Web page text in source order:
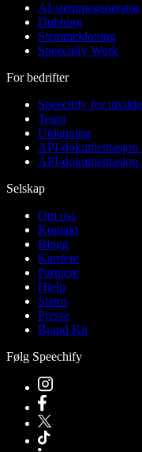
AI-stemmegenerator
Dubbing
Stemmekloning
Speechify Work
For bedrifter
Speechify for
Team
Utdanning
API-dokumentasjon
API-
Selskap
Om oss
Kontakt
Blogg
Karriere
Partnere
Hjelp
Status
Presse
Brand Kit
Følg Speechify